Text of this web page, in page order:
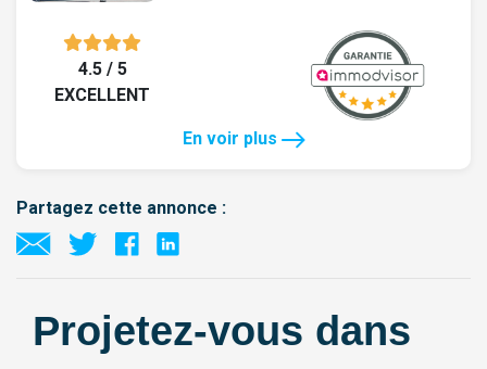
4.5 / 5
EXCELLENT
En voir plus
Partagez cette annonce :
Projetez-vous dans